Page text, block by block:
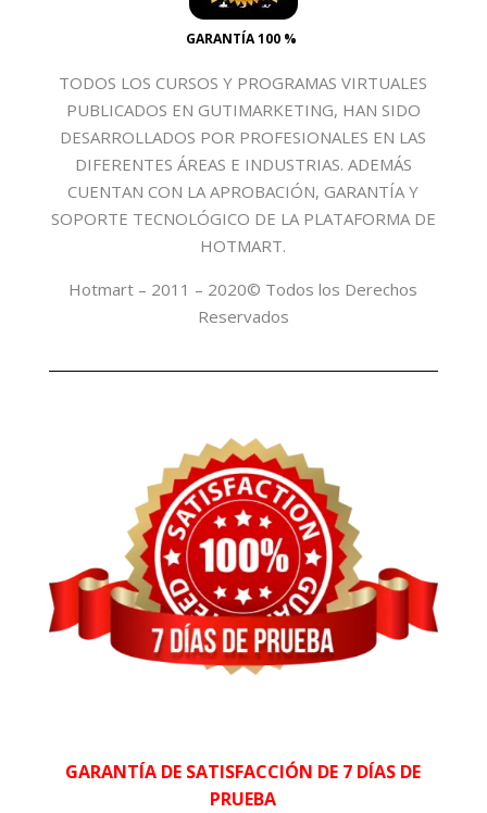
GARANTÍA 100 %
TODOS LOS CURSOS Y PROGRAMAS VIRTUALES
PUBLICADOS EN GUTIMARKETING, HAN SIDO
DESARROLLADOS POR PROFESIONALES EN LAS
DIFERENTES ÁREAS E INDUSTRIAS. ADEMÁS
CUENTAN CON LA APROBACIÓN, GARANTÍA Y
SOPORTE TECNOLÓGICO DE LA PLATAFORMA DE
HOTMART.
Hotmart – 2011 – 2020© Todos los Derechos
Reservados
GARANTÍA DE SATISFACCIÓN DE 7 DÍAS DE
PRUEBA